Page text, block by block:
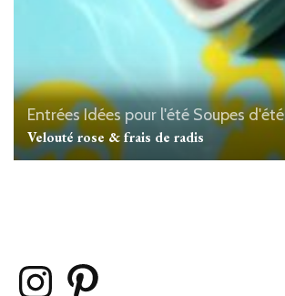
EntréesIdées pour l'été Soupes d'été
Velouté rose & frais de radis
InstagramPinterest